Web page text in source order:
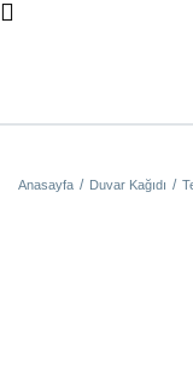
Anasayfa Duvar Kağıdı